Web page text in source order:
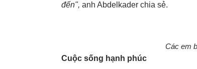
đến", anh Abdelkader chia sẻ.
Các em
Cuộc sống hạnh phúc